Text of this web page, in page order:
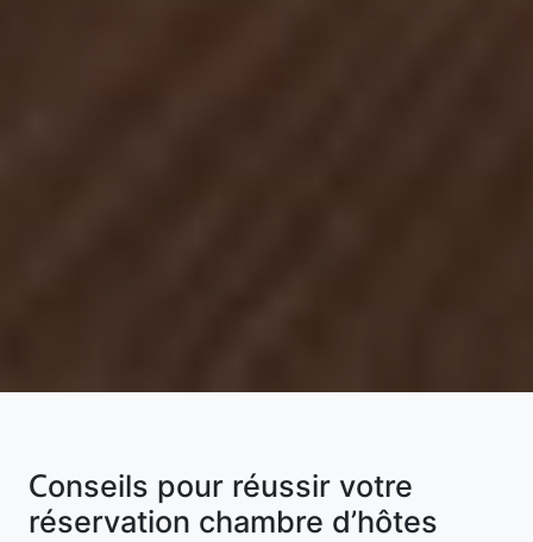
Conseils pour réussir votre
réservation chambre d’hôtes